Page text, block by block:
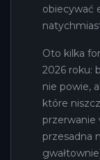
obiecywać
Oto kilka
2026 roku:
nie powie,
które
przerwanie
przesadna